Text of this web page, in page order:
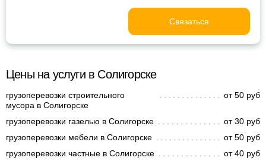
Связаться
Цены на услуги в Солигорске
грузоперевозки строительного
мусора в Солигорске
от 50 руб
грузоперевозки газелью в Солигорске
от 30 руб
грузоперевозки мебели в Солигорске
от 50 руб
грузоперевозки частные в Солигорске
от 40 руб